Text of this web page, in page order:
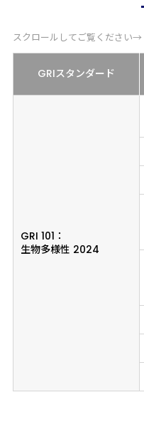
スクロールしてご覧ください→
GRIスタンダード
GRI 101：
生物多様性 2024